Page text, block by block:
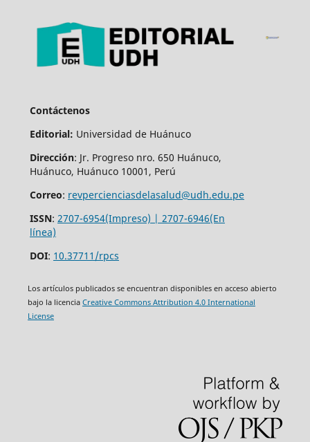
Contáctenos
Editorial: Universidad de Huánuco
Dirección: Jr. Progreso nro. 650 Huánuco,
Huánuco, Huánuco 10001, Perú
Correo: revpercienciasdelasalud@udh.edu.pe
ISSN: 2707-6954(Impreso) | 2707-6946(En
línea)
DOI: 10.37711/rpcs
Los artículos publicados se encuentran disponibles en acceso abierto
bajo la licencia Creative Commons Attribution 4.0 International
License